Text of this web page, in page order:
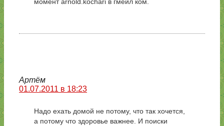
Артём
01.07.2011 в 18:23
Надо ехать домой не потому, что так хочется,
а потому что здоровье важнее. И поиски